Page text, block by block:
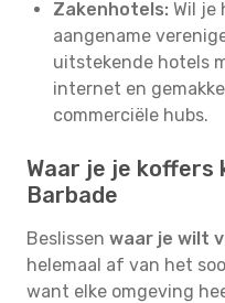
Zakenhotels: Wil je
aangename
uitstekende hotels
internet en
commerciële hubs.
Waar je je
Barbade
Beslissen waar je wilt
helemaal af van het
want elke omgeving